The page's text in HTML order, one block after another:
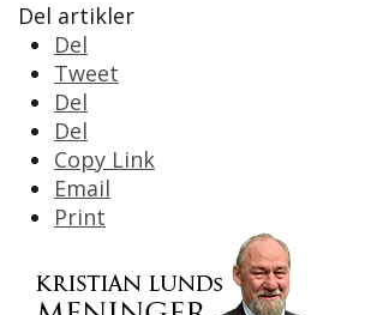
Del artikler
Del
Tweet
Del
Del
Copy Link
Email
Print